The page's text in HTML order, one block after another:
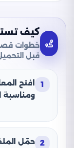
كيف
خطوات
قبل
1
افتح
ومناسبة
2 حمّل